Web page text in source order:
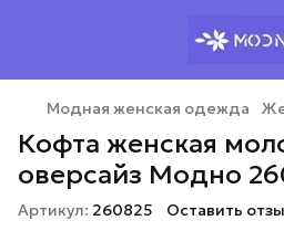
Модная женская одежда
Кофта женская
оверсайз Модно
Артикул: 260825 Оставить